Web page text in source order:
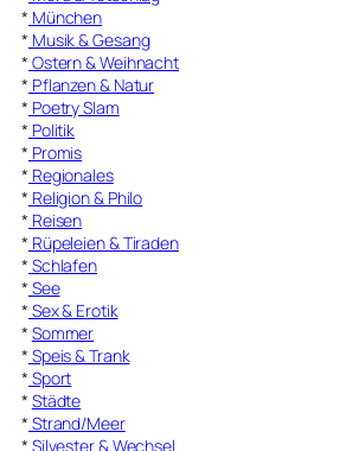
* München
* Musik & Gesang
* Ostern & Weihnacht
* Pflanzen & Natur
* Poetry Slam
* Politik
* Promis
* Regionales
* Religion & Philo
* Reisen
* Rüpeleien & Tiraden
* Schlafen
* See
* Sex & Erotik
* Sommer
* Speis & Trank
* Sport
* Städte
* Strand/Meer
* Silvester & Wechsel